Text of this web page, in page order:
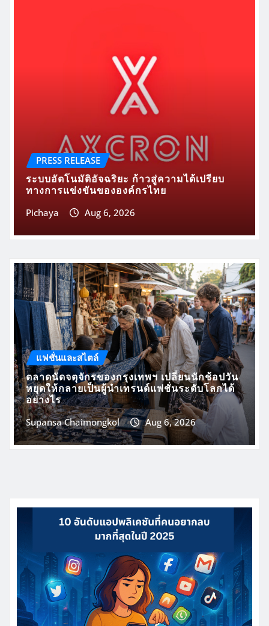
PRESS RELEASE
ระบบอัตโนมัติอัจฉริยะ ก้าวสู่ความได้เปรียบ
ทางการแข่งขันขององค์กรไทย
แฟชั่นและสไตล์
ตลาดนัดจตุจักรของกรุงเทพฯ เปลี่ยนนักช้อปวัน
หยุดให้กลายเป็นผู้นำเทรนด์แฟชั่นระดับโลกได้
อย่างไร
Supansa Chaimongkol
Aug 6, 2026